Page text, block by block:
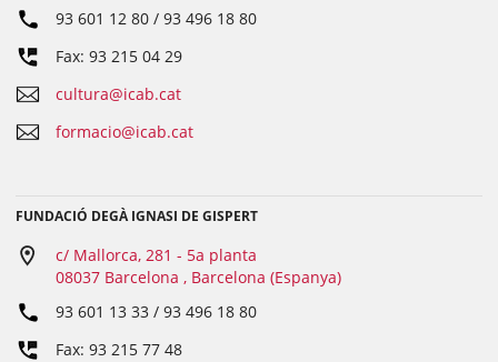
93 601 12 80 / 93 496 18 80
Fax: 93 215 04 29
cultura@icab.cat
formacio@icab.cat
FUNDACIÓ DEGÀ IGNASI DE GISPERT
c/ Mallorca, 281 - 5a planta
08037 Barcelona , Barcelona (Espanya)
93 601 13 33 / 93 496 18 80
Fax: 93 215 77 48